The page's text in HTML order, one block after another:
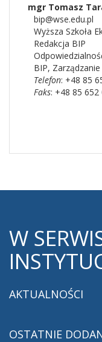
mgr Tomasz
bip@wse.edu.pl
Wyższa Szkoła
Redakcja BIP
BIP,
Telefon: +48 85
Faks: +48 85 652
W
AKTUALNOŚCI
OSTATNIE